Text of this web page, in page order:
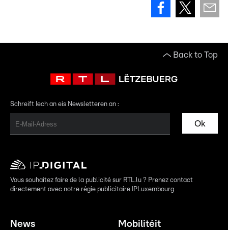
Back to Top
Schreift Iech an eis Newsletteren an :
Ok
Vous souhaitez faire de la publicité sur RTL.lu ? Prenez contact
directement avec notre régie publicitaire IPLuxembourg
News Mobilitéit